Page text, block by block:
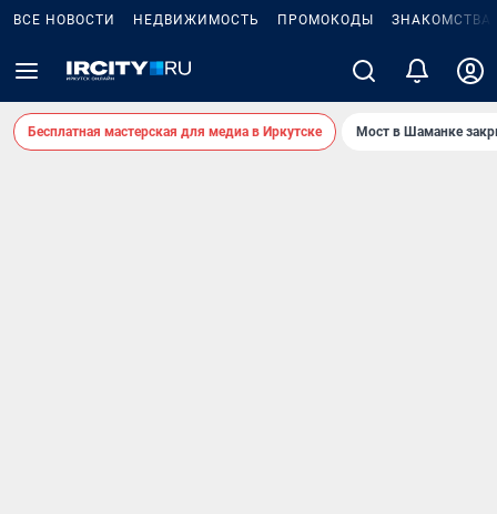
ВСЕ НОВОСТИ НЕДВИЖИМОСТЬ ПРОМОКОДЫ ЗНАКОМСТВА
Бесплатная мастерская для медиа в Иркутске Мост в Шаманке